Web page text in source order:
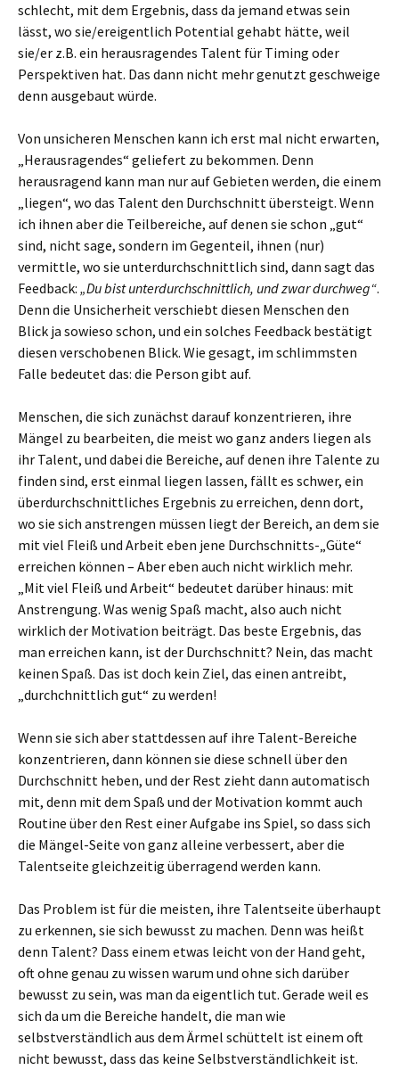
schlecht, mit dem Ergebnis, dass da jemand etwas sein
lässt, wo sie/ereigentlich Potential gehabt hätte, weil
sie/er z.B. ein herausragendes Talent für Timing oder
Perspektiven hat. Das dann nicht mehr genutzt geschweige
denn ausgebaut würde.
Von unsicheren Menschen kann ich erst mal nicht erwarten,
„Herausragendes“ geliefert zu bekommen. Denn
herausragend kann man nur auf Gebieten werden, die einem
„liegen“, wo das Talent den Durchschnitt übersteigt. Wenn
ich ihnen aber die Teilbereiche, auf denen sie schon „gut“
sind, nicht sage, sondern im Gegenteil, ihnen (nur)
vermittle, wo sie unterdurchschnittlich sind, dann sagt das
Feedback: „Du bist unterdurchschnittlich, und zwar durchweg“.
Denn die Unsicherheit verschiebt diesen Menschen den
Blick ja sowieso schon, und ein solches Feedback bestätigt
diesen verschobenen Blick. Wie gesagt, im schlimmsten
Falle bedeutet das: die Person gibt auf.
Menschen, die sich zunächst darauf konzentrieren, ihre
Mängel zu bearbeiten, die meist wo ganz anders liegen als
ihr Talent, und dabei die Bereiche, auf denen ihre Talente zu
finden sind, erst einmal liegen lassen, fällt es schwer, ein
überdurchschnittliches Ergebnis zu erreichen, denn dort,
wo sie sich anstrengen müssen liegt der Bereich, an dem sie
mit viel Fleiß und Arbeit eben jene Durchschnitts-„Güte“
erreichen können – Aber eben auch nicht wirklich mehr.
„Mit viel Fleiß und Arbeit“ bedeutet darüber hinaus: mit
Anstrengung. Was wenig Spaß macht, also auch nicht
wirklich der Motivation beiträgt. Das beste Ergebnis, das
man erreichen kann, ist der Durchschnitt? Nein, das macht
keinen Spaß. Das ist doch kein Ziel, das einen antreibt,
„durchchnittlich gut“ zu werden!
Wenn sie sich aber stattdessen auf ihre Talent-Bereiche
konzentrieren, dann können sie diese schnell über den
Durchschnitt heben, und der Rest zieht dann automatisch
mit, denn mit dem Spaß und der Motivation kommt auch
Routine über den Rest einer Aufgabe ins Spiel, so dass sich
die Mängel-Seite von ganz alleine verbessert, aber die
Talentseite gleichzeitig überragend werden kann.
Das Problem ist für die meisten, ihre Talentseite überhaupt
zu erkennen, sie sich bewusst zu machen. Denn was heißt
denn Talent? Dass einem etwas leicht von der Hand geht,
oft ohne genau zu wissen warum und ohne sich darüber
bewusst zu sein, was man da eigentlich tut. Gerade weil es
sich da um die Bereiche handelt, die man wie
selbstverständlich aus dem Ärmel schüttelt ist einem oft
nicht bewusst, dass das keine Selbstverständlichkeit ist.